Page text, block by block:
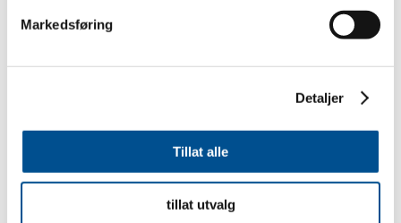
Markedsføring
Detaljer
Tillat alle
tillat utvalg